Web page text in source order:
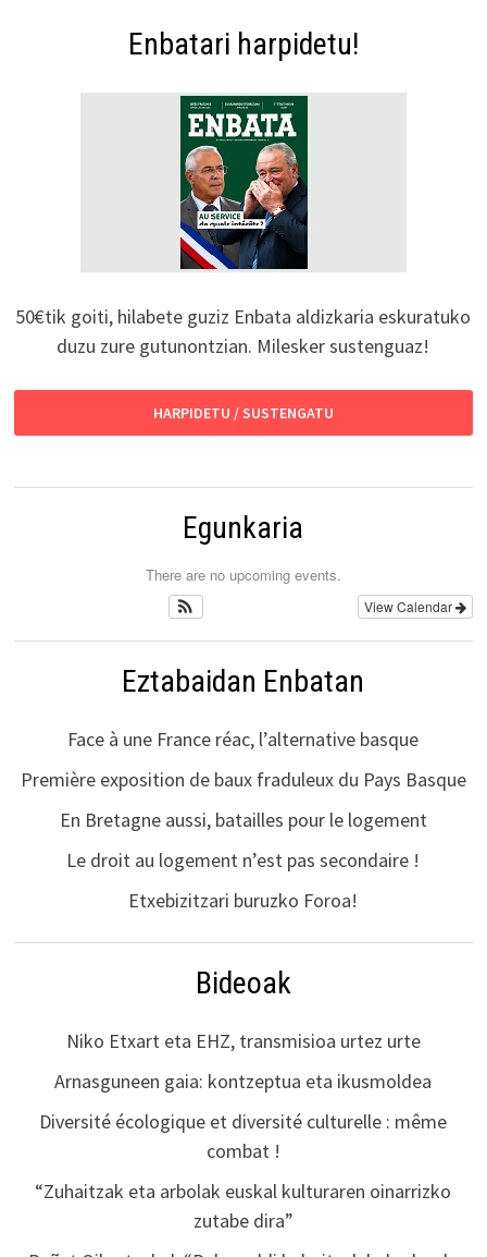
Enbatari harpidetu!
50€tik goiti, hilabete guziz Enbata aldizkaria eskuratuko
duzu zure gutunontzian. Milesker sustenguaz!
HARPIDETU / SUSTENGATU
Egunkaria
There are no upcoming events.
View Calendar
Eztabaidan Enbatan
Face à une France réac, l’alternative basque
Première exposition de baux fraduleux du Pays Basque
En Bretagne aussi, batailles pour le logement
Le droit au logement n’est pas secondaire !
Etxebizitzari buruzko Foroa!
Bideoak
Niko Etxart eta EHZ, transmisioa urtez urte
Arnasguneen gaia: kontzeptua eta ikusmoldea
Diversité écologique et diversité culturelle : même
combat !
“Zuhaitzak eta arbolak euskal kulturaren oinarrizko
zutabe dira”